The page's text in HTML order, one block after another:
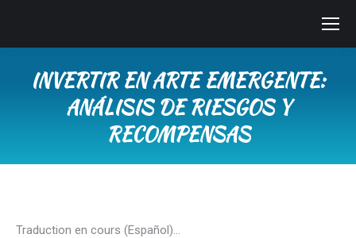
INVERTIR EN ARTE EMERGENTE:
ANÁLISIS DE RIESGOS Y
RECOMPENSAS
Traduction en cours (Español)…